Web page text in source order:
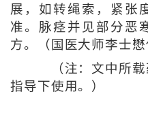
展，如转绳索，紧张
准。脉痉并见部分恶
方。（国医大师李士懋
（注：文中所
指导下使用。）